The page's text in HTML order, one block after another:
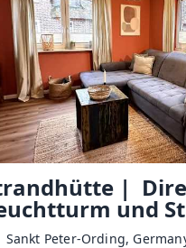
|
und
Sankt Peter-Ording,